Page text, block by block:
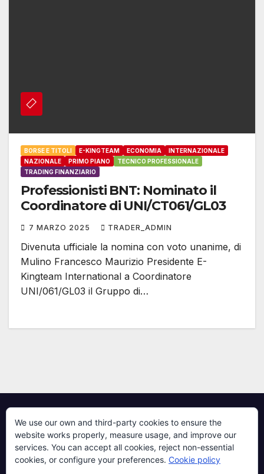
BORSE E TITOLI E-KINGTEAM ECONOMIA
INTERNAZIONALE
NAZIONALE
PRIMO PIANO
TECNICO PROFESSIONALE
TRADING FINANZIARIO
Professionisti BNT: Nominato il
Coordinatore di UNI/CT061/GL03
7 MARZO 2025 TRADER_ADMIN
Divenuta ufficiale la nomina con voto unanime, di
Mulino Francesco Maurizio Presidente E-
Kingteam International a Coordinatore
UNI/061/GL03 il Gruppo di…
The Trading
We use our own and third-party cookies to ensure the
website works properly, measure usage, and improve our
services. You can accept all cookies, reject non-essential
cookies, or configure your preferences. Cookie policy